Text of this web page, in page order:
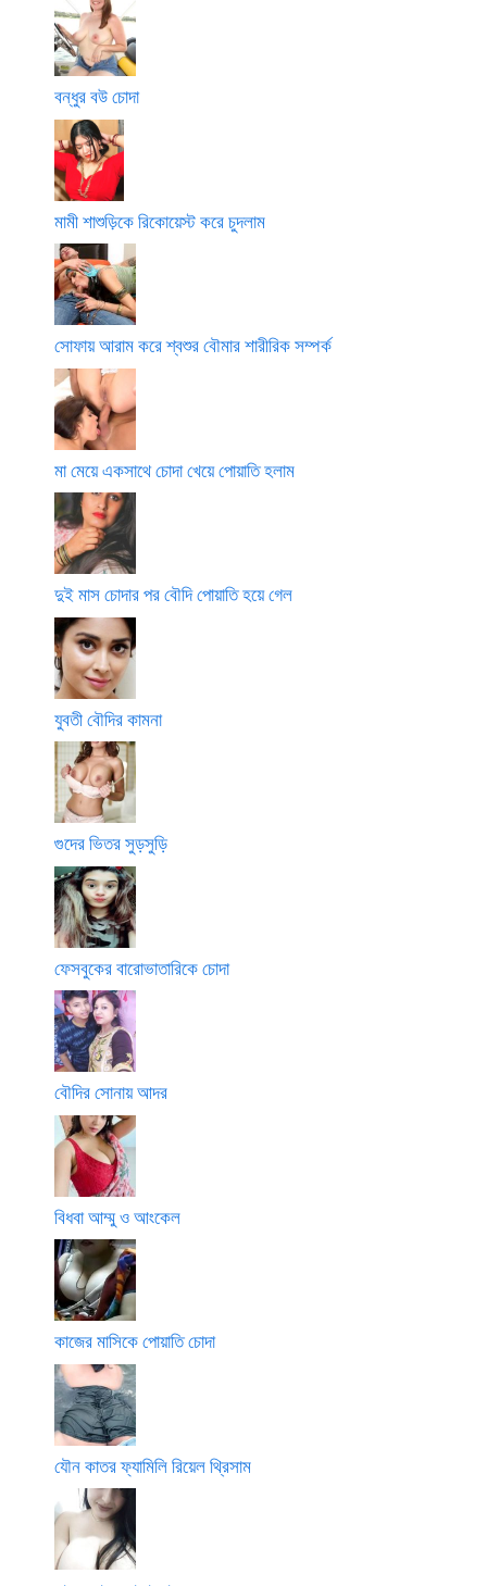
বন্ধুর বউ চোদা
মামী শাশুড়িকে রিকোয়েস্ট করে চুদলাম
সোফায় আরাম করে শ্বশুর বৌমার শারীরিক সম্পর্ক
মা মেয়ে একসাথে চোদা খেয়ে পোয়াতি হলাম
দুই মাস চোদার পর বৌদি পোয়াতি হয়ে গেল
যুবতী বৌদির কামনা
গুদের ভিতর সুড়সুড়ি
ফেসবুকের বারোভাতারিকে চোদা
বৌদির সোনায় আদর
বিধবা আম্মু ও আংকেল
কাজের মাসিকে পোয়াতি চোদা
যৌন কাতর ফ্যামিলি রিয়েল থ্রিসাম